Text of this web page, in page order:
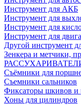
Инструмент для АКБ
Инструмент для
Инструмент для
Инструмент для
Другой инструмент
Зенкера и метчики,
Съёмники для
Съемники сальников
Фиксаторы шкивов и
Хоны для цилиндров